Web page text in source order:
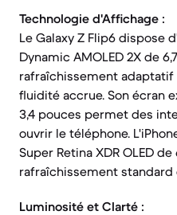
Technologie d'Affichage :
Le Galaxy Z Flip6 dispose
Dynamic AMOLED 2X de
rafraîchissement adaptatif
fluidité accrue. Son écran
3,4 pouces permet des
ouvrir le téléphone.
Super Retina XDR OLED
rafraîchissement standard
Luminosité et Clarté :